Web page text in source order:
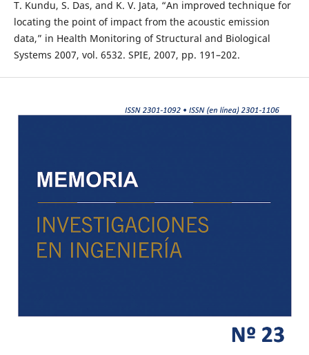
T. Kundu, S. Das, and K. V. Jata, “An improved technique for
locating the point of impact from the acoustic emission
data,” in Health Monitoring of Structural and Biological
Systems 2007, vol. 6532. SPIE, 2007, pp. 191–202.